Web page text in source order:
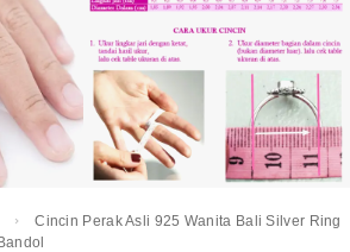
Cincin Perak Asli 925 Wanita Bali Silver Ring